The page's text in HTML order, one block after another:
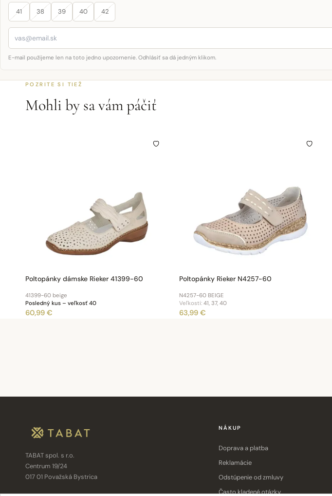
41 38 39 40 42
E-mail použijeme len na toto jedno upozornenie. Odhlásiť sa dá jedným klikom.
POZRITE SI TIEŽ
Mohli by sa vám páčiť
Poltopánky dámske Rieker 41399-60
41399-60 beige
Posledný kus – veľkosť 40
60,99 €
Poltopánky Rieker N4257-60
N4257-60 BEIGE
Veľkosti:41, 37, 40
63,99 €
TABAT spol. s r.o.
Centrum 19/24
017 01 Považská Bystrica
NÁKUP
Doprava a platba
Reklamácie
Odstúpenie od zmluvy
Často kladené otázky